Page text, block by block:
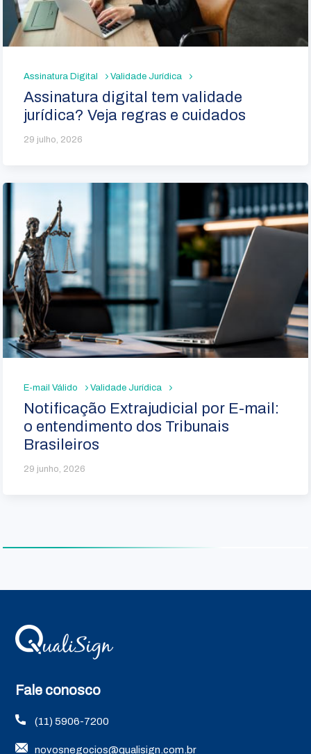
Assinatura Digital Validade Jurídica
Assinatura digital tem validade
jurídica? Veja regras e cuidados
29 julho, 2026
E-mail Válido Validade Jurídica
Notificação Extrajudicial por E-mail:
o entendimento dos Tribunais
Brasileiros
29 junho, 2026
Fale conosco
(11) 5906-7200
novosnegocios@qualisign.com.br